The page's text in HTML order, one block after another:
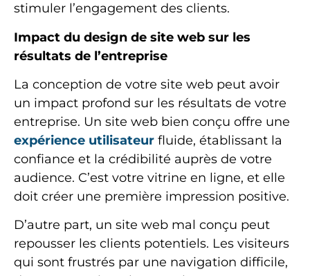
stimuler l’engagement des clients.
Impact du design de site web sur les
résultats de l’entreprise
La conception de votre site web peut avoir
un impact profond sur les résultats de votre
entreprise. Un site web bien conçu offre une
expérience utilisateur fluide, établissant la
confiance et la crédibilité auprès de votre
audience. C’est votre vitrine en ligne, et elle
doit créer une première impression positive.
D’autre part, un site web mal conçu peut
repousser les clients potentiels. Les visiteurs
qui sont frustrés par une navigation difficile,